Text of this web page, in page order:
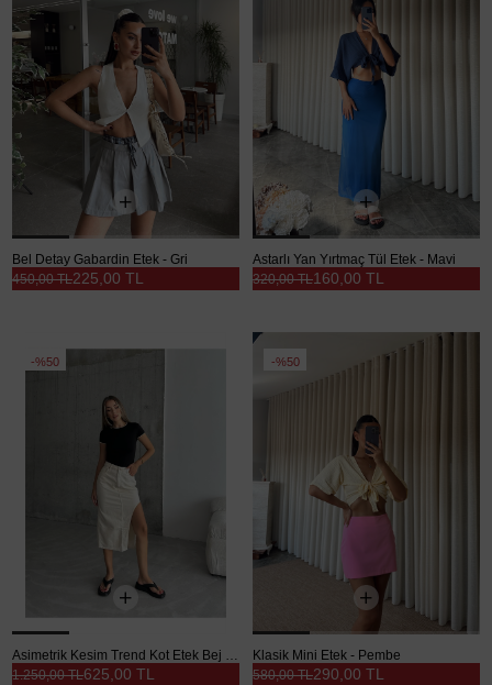
Bel Detay Gabardin Etek - Gri
225,00 TL
450,00 TL
Astarlı Yan Yırtmaç Tül Etek - Mavi
160,00 TL
320,00 TL
%50
Asimetrik Kesim Trend Kot Etek Bej - Bej
625,00 TL
1.250,00 TL
%50
Klasik Mini Etek - Pembe
290,00 TL
580,00 TL